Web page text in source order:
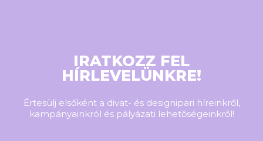
IRATKOZZ FEL
HÍRLEVELÜNKRE!
Értesülj elsőként a divat- és designipari híreinkről,
kampányainkról és pályázati lehetőségeinkről!